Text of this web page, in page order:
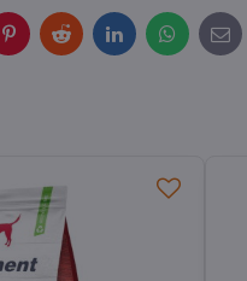
PinterestRedditLinkedInWhatsApp
E-
mail